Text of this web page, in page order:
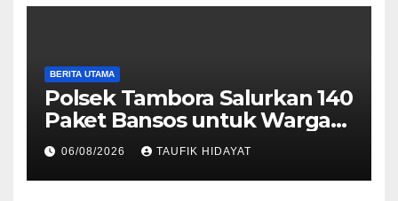
BERITA UTAMA
Polsek Tambora Salurkan 140
Paket Bansos untuk Warga
Slum Area, Wujud
Kepedulian Sambut HUT ke-
81 RI
06/08/2026 TAUFIK HIDAYAT